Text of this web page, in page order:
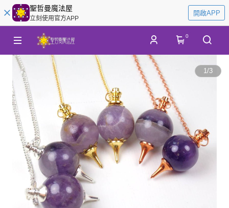
聖哲曼魔法屋
立刻使用官方APP
開啟APP
0
1/3